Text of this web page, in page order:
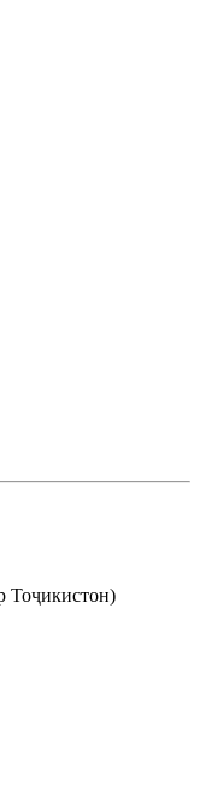
Тоҷикистон)